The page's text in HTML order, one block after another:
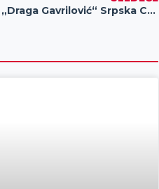
Udruženje građana „Draga Gavrilović“ Srpska Crnja